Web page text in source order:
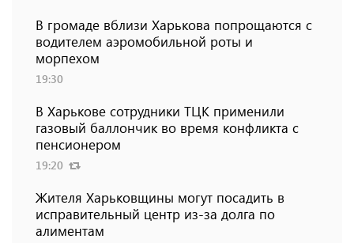
В громаде вблизи Харькова попрощаются с
водителем аэромобильной роты и
морпехом
19:30
В Харькове сотрудники ТЦК применили
газовый баллончик во время конфликта с
пенсионером
19:20
Жителя Харьковщины могут посадить в
исправительный центр из-за долга по
алиментам